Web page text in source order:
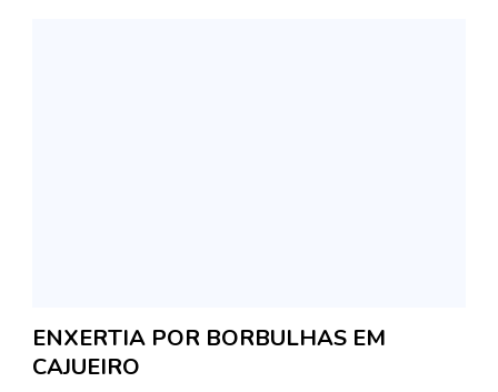
ENXERTIA POR BORBULHAS EM
CAJUEIRO